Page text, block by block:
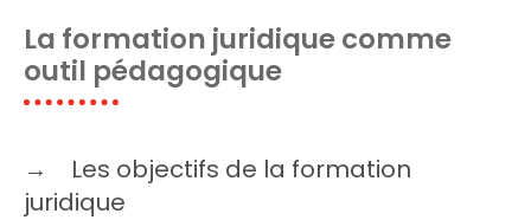
La formation juridique comme
outil pédagogique
Les objectifs de la formation
juridique